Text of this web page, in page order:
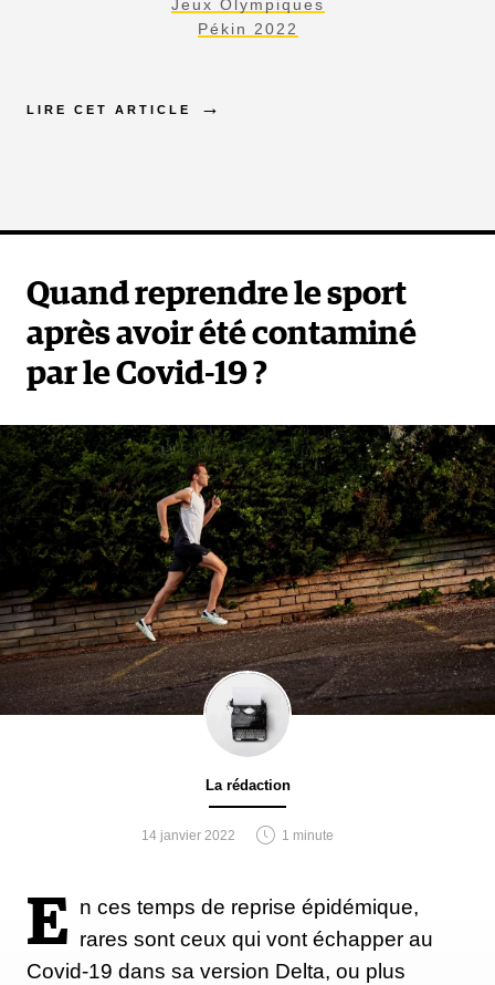
Jeux Olympiques
Pékin 2022
LIRE CET ARTICLE
Quand reprendre le sport
après avoir été contaminé
par le Covid-19 ?
La rédaction
14 janvier 2022 1 minute
E n ces temps de reprise épidémique,
rares sont ceux qui vont échapper au
Covid-19 dans sa version Delta, ou plus